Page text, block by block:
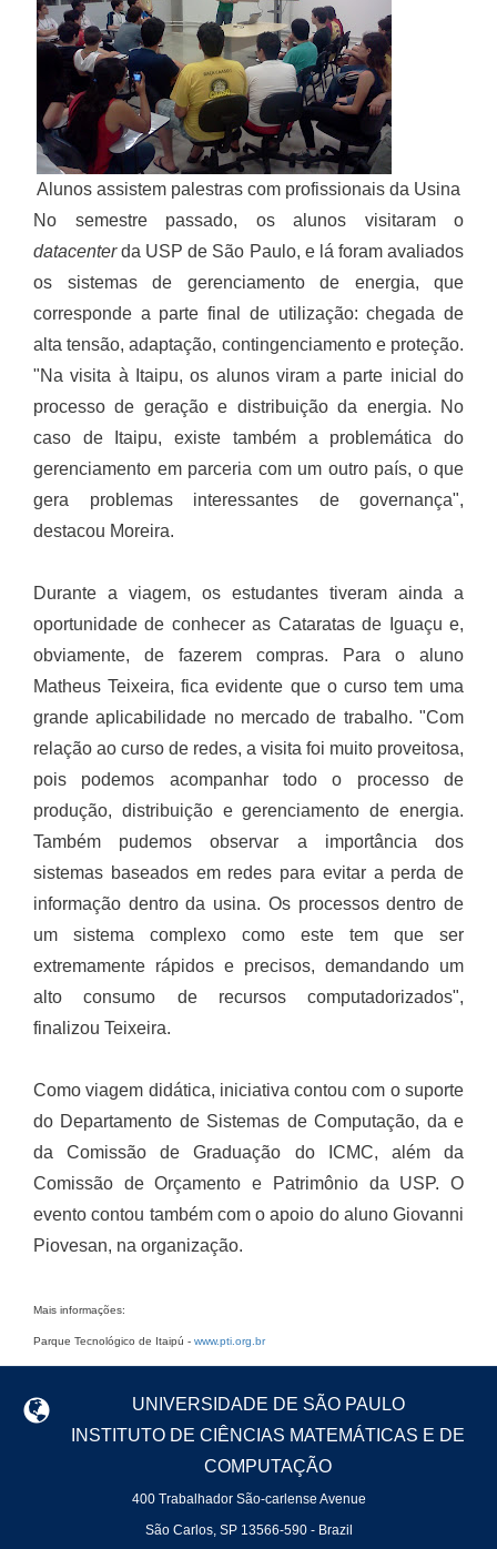
Alunos assistem palestras com profissionais da Usina
No semestre passado, os alunos visitaram o
datacenterda USP de São Paulo, e lá foram avaliados
os sistemas de gerenciamento de energia, que
corresponde a parte final de utilização: chegada de
alta tensão, adaptação, contingenciamento e proteção.
"Na visita à Itaipu, os alunos viram a parte inicial do
processo de geração e distribuição da energia. No
caso de Itaipu, existe também a problemática do
gerenciamento em parceria com um outro país, o que
gera problemas interessantes de governança",
destacou Moreira.
Durante a viagem, os estudantes tiveram ainda a
oportunidade de conhecer as Cataratas de Iguaçu e,
obviamente, de fazerem compras. Para o aluno
Matheus Teixeira, fica evidente que o curso tem uma
grande aplicabilidade no mercado de trabalho. "Com
relação ao curso de redes, a visita foi muito proveitosa,
pois podemos acompanhar todo o processo de
produção, distribuição e gerenciamento de energia.
Também pudemos observar a importância dos
sistemas baseados em redes para evitar a perda de
informação dentro da usina. Os processos dentro de
um sistema complexo como este tem que ser
extremamente rápidos e precisos, demandando um
alto consumo de recursos computadorizados",
finalizou Teixeira.
Como viagem didática, iniciativa contou com o suporte
do Departamento de Sistemas de Computação, da e
da Comissão de Graduação do ICMC, além da
Comissão de Orçamento e Patrimônio da USP. O
evento contou também com o apoio do aluno Giovanni
Piovesan, na organização.
Mais informações:
Parque Tecnológico de Itaipú - www.pti.org.br
UNIVERSIDADE DE SÃO PAULO
INSTITUTO DE CIÊNCIAS MATEMÁTICAS E DE
COMPUTAÇÃO
400 Trabalhador São-carlense Avenue
São Carlos, SP 13566-590 - Brazil